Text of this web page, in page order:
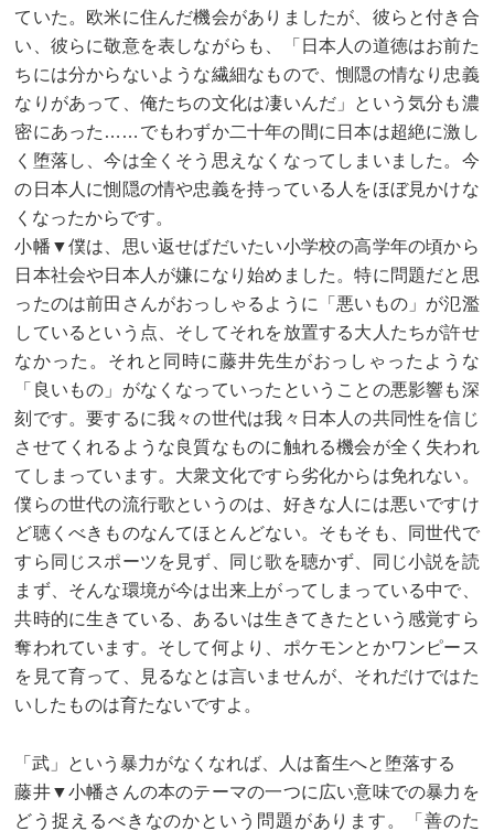
ていた。欧米に住んだ機会がありましたが、彼らと付き合
い、彼らに敬意を表しながらも、「日本人の道徳はお前た
ちには分からないような繊細なもので、惻隠の情なり忠義
なりがあって、俺たちの文化は凄いんだ」という気分も濃
密にあった……でもわずか二十年の間に日本は超絶に激し
く堕落し、今は全くそう思えなくなってしまいました。今
の日本人に惻隠の情や忠義を持っている人をほぼ見かけな
くなったからです。
小幡▼僕は、思い返せばだいたい小学校の高学年の頃から
日本社会や日本人が嫌になり始めました。特に問題だと思
ったのは前田さんがおっしゃるように「悪いもの」が氾濫
しているという点、そしてそれを放置する大人たちが許せ
なかった。それと同時に藤井先生がおっしゃったような
「良いもの」がなくなっていったということの悪影響も深
刻です。要するに我々の世代は我々日本人の共同性を信じ
させてくれるような良質なものに触れる機会が全く失われ
てしまっています。大衆文化ですら劣化からは免れない。
僕らの世代の流行歌というのは、好きな人には悪いですけ
ど聴くべきものなんてほとんどない。そもそも、同世代で
すら同じスポーツを見ず、同じ歌を聴かず、同じ小説を読
まず、そんな環境が今は出来上がってしまっている中で、
共時的に生きている、あるいは生きてきたという感覚すら
奪われています。そして何より、ポケモンとかワンピース
を見て育って、見るなとは言いませんが、それだけではた
いしたものは育たないですよ。
「武」という暴力がなくなれば、人は畜生へと堕落する
藤井▼小幡さんの本のテーマの一つに広い意味での暴力を
どう捉えるべきなのかという問題があります。「善のた